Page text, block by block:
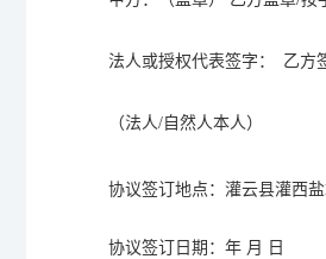
法人或授权代表签字： 乙方
（法人/自然人本人）
协议签订地点：灌云县灌西
协议签订日期：年 月 日